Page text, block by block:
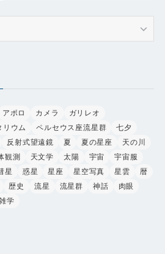
アポロ カメラ
ガリレオ
リウム ペルセウス座流星群
七夕
反射式望遠鏡 夏 夏の星座
天の川
観測 天文学 太陽 宇宙
宇宙服
星 惑星 星座 星空写真 星雲
暦
歴史 流星 流星群 神話
肉眼
学